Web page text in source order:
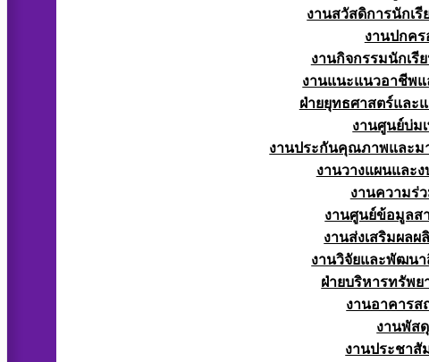
งานสวัสดิการนักเ
งานปกคร
งานกิจกรรมนักเรี
งานแนะแนวอาชีพ
ฝ่ายยุทธศาสตร์และ
งานศูนย์บ่ม
งานประกันคุณภาพและม
งานวางแผนและ
งานความร่
งานศูนย์ข้อมูลส
งานส่งเสริมผลผ
งานวิจัยและพัฒนา
ฝ่ายบริหารทรัพย
งานอาคารส
งานพัสดุ
งานประชาสั